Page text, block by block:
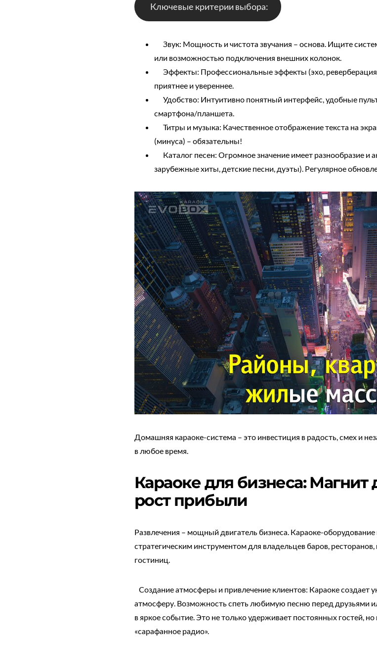
Ключевые критерии выбора:
Звук: Мощность и чистота звучания – основа. Ищите
или возможностью подключения внешних колонок.
Эффекты: Профессиональные эффекты (эхо,
приятнее и увереннее.
Удобство: Интуитивно понятный интерфейс, удобные
смартфона/планшета.
Титры и музыка: Качественное отображение текста на
(минуса) – обязательны!
Каталог песен: Огромное значение имеет разнообразие и
зарубежные хиты, детские песни, дуэты). Регулярное
Домашняя караоке-система – это инвестиция в радость, смех и
в любое время.
Караоке для бизнеса: Магнит
рост прибыли
Развлечения – мощный двигатель бизнеса. Караоке-
стратегическим инструментом для владельцев баров,
гостиниц.
Создание атмосферы и привлечение клиентов: Караоке
атмосферу. Возможность спеть любимую песню перед друзьями
в яркое событие. Это не только удерживает постоянных гостей,
«сарафанное радио».